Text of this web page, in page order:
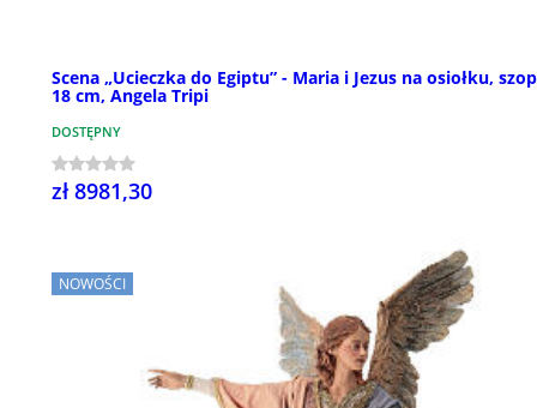
Scena „Ucieczka do Egiptu” - Maria i Jezus na osiołku,
18 cm, Angela Tripi
DOSTĘPNY
zł 8981,30
NOWOŚCI